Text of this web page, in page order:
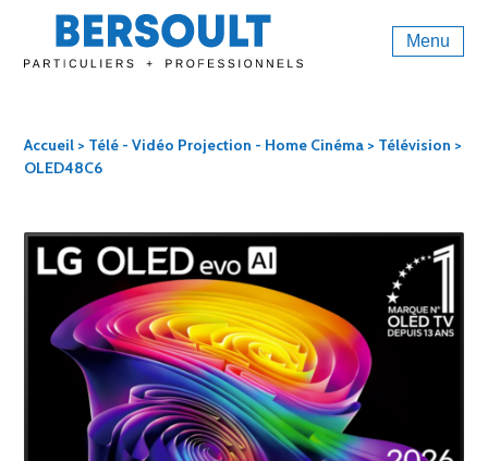
Menu
Accueil > Télé - Vidéo Projection - Home Cinéma > Télévision >
OLED48C6